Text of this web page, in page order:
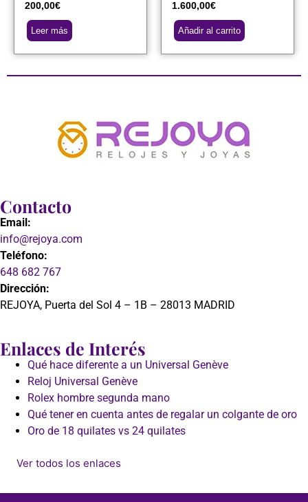
200,00€
Leer más
1.600,00€
Añadir al carrito
Contacto
Email:
info@rejoya.com
Teléfono:
648 682 767
Dirección:
REJOYA, Puerta del Sol 4 – 1B – 28013 MADRID
Enlaces de Interés
Qué hace diferente a un Universal Genève
Reloj Universal Genève
Rolex hombre segunda mano
Qué tener en cuenta antes de regalar un colgante de oro
Oro de 18 quilates vs 24 quilates
Ver todos los enlaces